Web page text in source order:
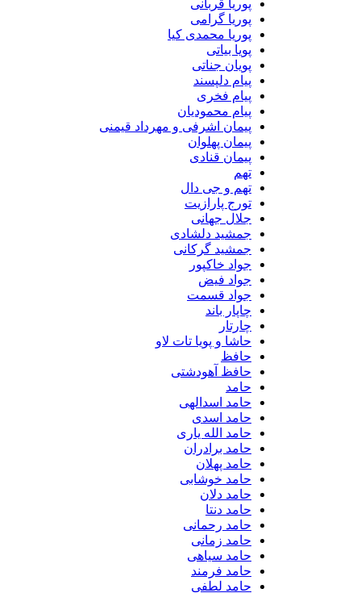
پوریا قربانی
پوریا گرامی
پوریا محمدی کیا
پویا بیاتی
پویان جناتی
پیام دلپسند
پیام فخری
پیام محمودیان
پیمان اشرفی و مهرداد قیمنی
پیمان پهلوان
پیمان قنادی
تهم
تهم و جی دال
تورج پارازیت
جلال جهانی
جمشید دلشادی
جمشید گرکانی
جواد خاکپور
جواد فیض
جواد قسمت
چاپار باند
چارتار
حاشا و پویا تات لاو
حافظ
حافظ آهودشتی
حامد
حامد اسدالهی
حامد اسدی
حامد الله یاری
حامد برادران
حامد پهلان
حامد خوشابی
حامد دلان
حامد دنتا
حامد رحمانی
حامد زمانی
حامد سیاهی
حامد فرمند
حامد لطفی